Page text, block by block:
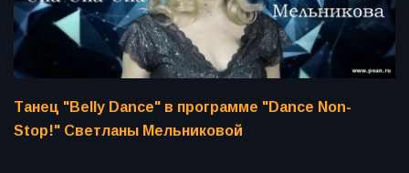
Танец "Belly Dance" в программе "Dance Non-
Stop!" Светланы Мельниковой